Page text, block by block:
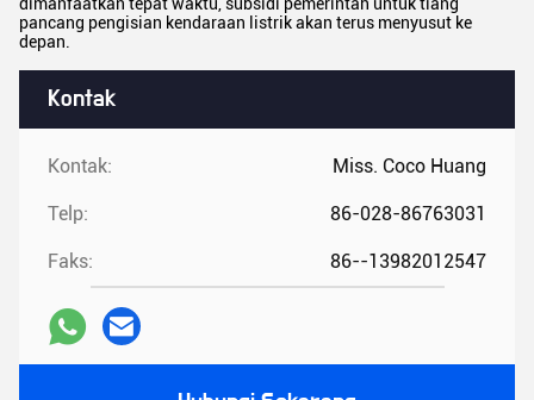
Kontak
Kontak: Miss. Coco Huang
Telp: 86-028-86763031
Faks: 86--13982012547
dimanfaatkan tepat waktu, subsidi pemerintah untuk tiang
pancang pengisian kendaraan listrik akan terus menyusut ke
depan.